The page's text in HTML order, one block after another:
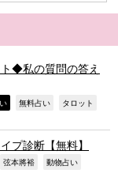
◆私の質問の答え
無料占い タロット
プ診断【無料】
弦本將裕 動物占い